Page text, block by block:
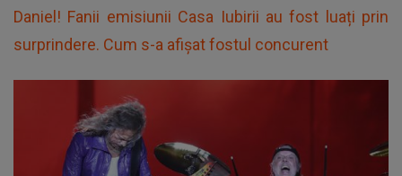
Daniel! Fanii emisiunii Casa Iubirii au fost luați prin
surprindere. Cum s-a afișat fostul concurent